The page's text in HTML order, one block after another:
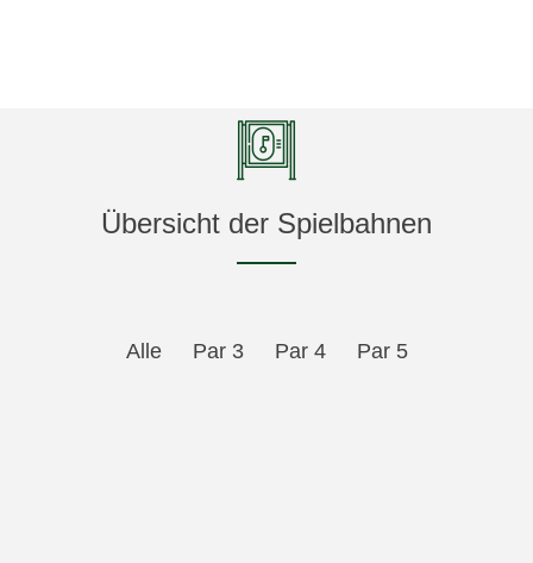
Übersicht der Spielbahnen
Alle Par 3 Par 4 Par 5